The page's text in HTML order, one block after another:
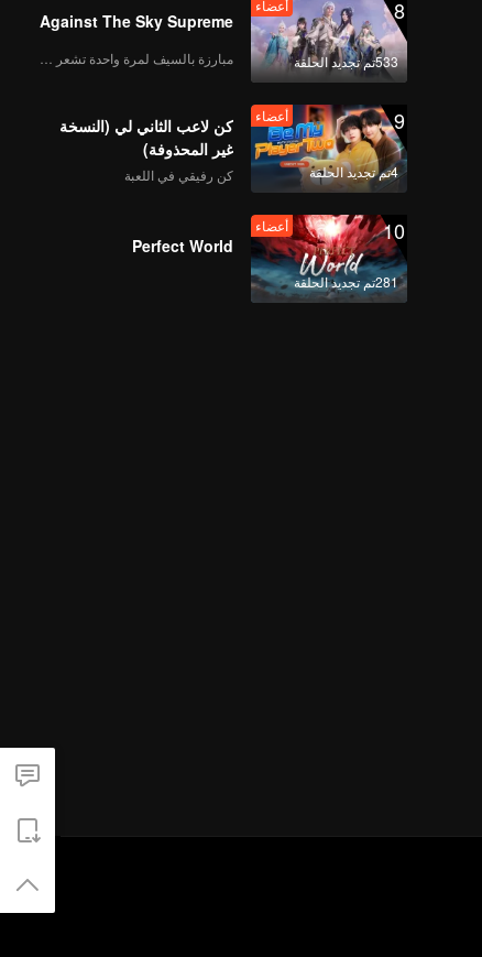
8
533تم تجديد الحلقة
أعضاء
Against The Sky Supreme
9
4تم تجديد الحلقة
أعضاء
كن لاعب الثاني لي (النسخة
غير المحذوفة)
كن رفيقي في اللعبة
10
281تم تجديد الحلقة
أعضاء
Perfect World